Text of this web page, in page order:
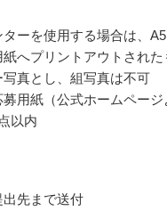
ーを使用する場合は、
へプリントアウトされた
真とし、組写真は不可
用紙（公式ホームペー
以内
先まで送付